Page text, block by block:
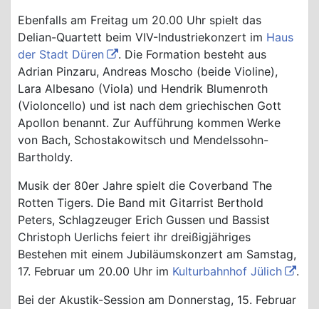
Ebenfalls am Freitag um 20.00 Uhr spielt das
Delian-Quartett beim VIV-Industriekonzert im Haus
der Stadt Düren
. Die Formation besteht aus
Adrian Pinzaru, Andreas Moscho (beide Violine),
Lara Albesano (Viola) und Hendrik Blumenroth
(Violoncello) und ist nach dem griechischen Gott
Apollon benannt. Zur Aufführung kommen Werke
von Bach, Schostakowitsch und Mendelssohn-
Bartholdy.
Musik der 80er Jahre spielt die Coverband The
Rotten Tigers. Die Band mit Gitarrist Berthold
Peters, Schlagzeuger Erich Gussen und Bassist
Christoph Uerlichs feiert ihr dreißigjähriges
Bestehen mit einem Jubiläumskonzert am Samstag,
17. Februar um 20.00 Uhr im Kulturbahnhof Jülich
.
Bei der Akustik-Session am Donnerstag, 15. Februar